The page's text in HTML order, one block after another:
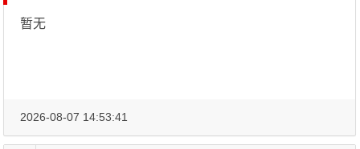
暂无
2026-08-07 14:53:41